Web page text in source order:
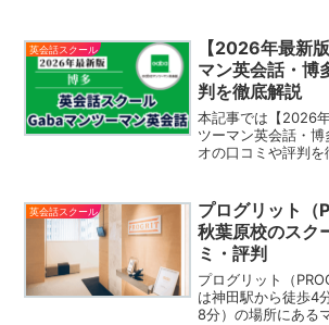
し、生徒一人一人
に合わせた安心の
ッスンを提供して
Gabaマンツーマン
《お試しコース月額
レッスンをスター
実施中です。
英会話スクール
【2026年最新
マン英会話・博
判を徹底解説
本記事では【2026
ツーマン英会話・
オの口コミや評判
徒一人一人の予算
せた安心の「月謝制
を提供しています。
ツーマン英会話では
ース月額20,000円
スタートできるキ
す。
英会話スクール
プログリット（
秋葉原校のスク
ミ・評判
プログリット（
は神田駅から徒歩4
8分）の場所にある